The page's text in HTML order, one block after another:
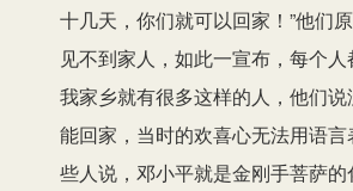
十几天，你们就可以回家！”他们
见不到家人，如此一宣布，每个人
我家乡就有很多这样的人，他们说
能回家，当时的欢喜心无法用语
些人说，邓小平就是金刚手菩萨